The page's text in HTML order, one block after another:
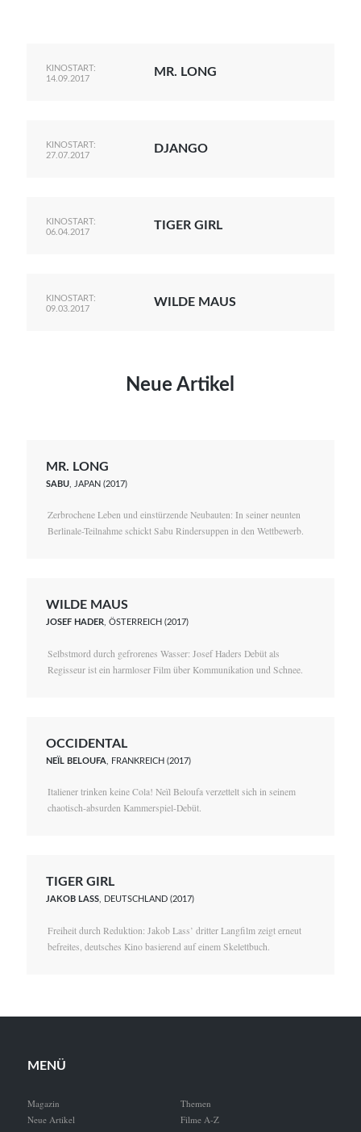
KINOSTART:
14.09.2017
MR. LONG
KINOSTART:
27.07.2017
DJANGO
KINOSTART:
06.04.2017
TIGER GIRL
KINOSTART:
09.03.2017
WILDE MAUS
Neue Artikel
MR. LONG
SABU , JAPAN (2017)
Zerbrochene Leben und einstürzende Neubauten: In seiner neunten
Berlinale-Teilnahme schickt Sabu Rindersuppen in den Wettbewerb.
WILDE MAUS
JOSEF HADER, ÖSTERREICH (2017)
Selbstmord durch gefrorenes Wasser: Josef Haders Debüt als
Regisseur ist ein harmloser Film über Kommunikation und Schnee.
OCCIDENTAL
NEÏL BELOUFA , FRANKREICH (2017)
Italiener trinken keine Cola! Neïl Beloufa verzettelt sich in seinem
chaotisch-absurden Kammerspiel-Debüt.
TIGER GIRL
JAKOB LASS , DEUTSCHLAND (2017)
Freiheit durch Reduktion: Jakob Lass’ dritter Langfilm zeigt erneut
befreites, deutsches Kino basierend auf einem Skelettbuch.
MENÜ
Magazin
Neue Artikel
Themen
Filme A-Z